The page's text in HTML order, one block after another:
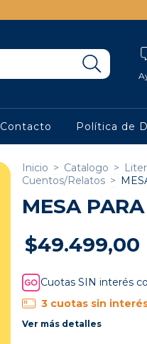
Contacto Política de
Inicio > Catalogo >
Cuentos/Relatos >
MESA
$49.499,00
Cuotas SIN interés
3 cuotas sin
Ver más detalles